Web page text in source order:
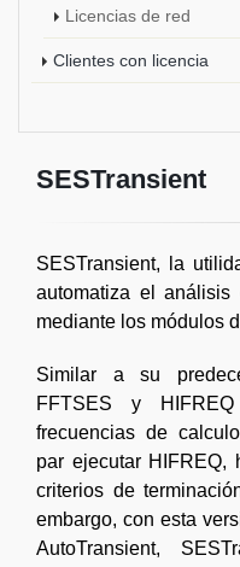
Licencias de red
Clientes con licencia
SESTransient
SESTransient, la
automatiza el análisis
mediante los módulos
Similar a su
FFTSES y
frecuencias de
par ejecutar HIFREQ,
criterios de
embargo, con esta
AutoTransient,